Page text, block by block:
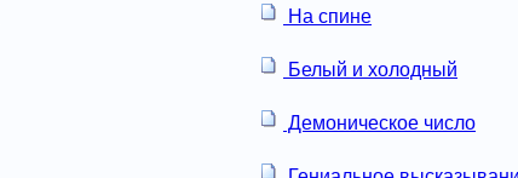
На спине
Белый и холодный
Демоническое число